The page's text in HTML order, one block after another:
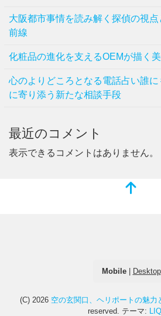
大阪都市事情を読み解く探偵の視
前線
化粧品の進化を支えるOEMが描く
心のよりどころとなる電話占い誰
に寄り添う新たな相談手段
最近のコメント
表示できるコメントはありません。
Mobile| Desktop
(C) 2026 空の玄関口、ヘリポートの魅力
reserved. テーマ: